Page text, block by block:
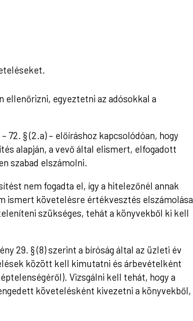
egyeztetni az adósokkal a
§ (2.a) – előíráshoz kapcsolódóan, hogy
alapján, a vevő által elismert, elfogadott
szabad elszámolni.
nem fogadta el, így a hitelezőnél annak
ismert követelésre értékvesztés elszámolása
szükséges, tehát a könyvekből ki kell
29. § (8) szerint a bíróság által az üzleti év
között kell kimutatni és árbevételként
Vizsgálni kell tehát, hogy a
követelésként kivezetni a könyvekből,